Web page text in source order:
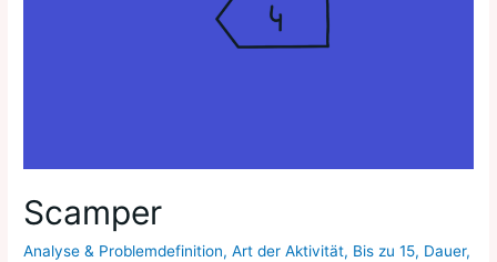
Scamper
Analyse & Problemdefinition,Art der Aktivität, Bis zu 15, Dauer,